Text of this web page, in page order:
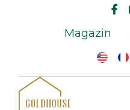
Magazin